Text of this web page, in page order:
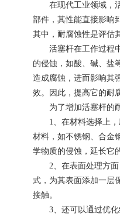
在现代工业领域，
部件，其性能直接影响
其中，耐腐蚀性是评估
活塞杆在工作过程
的侵蚀，如酸、碱、盐
造成腐蚀，进而影响其
效。因此，提高它的耐
为了增加活塞杆的
1、在材料选择上，
材料，如不锈钢、合金
学物质的侵蚀，延长它
2、在表面处理方面
式，为其表面添加一层
接触。
3、还可以通过优化